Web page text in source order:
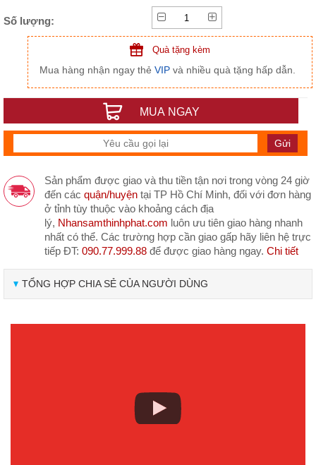
trên thị trường quan tâm bởi không chỉ tốt mà còn tiện
lợi, thích hợp sử dụng như một loại thực phẩm bồi bổ
hàng ngày để tăng cường sức khỏe.
​Sản phẩm được nhiều khách hàng chọn làm quà tặng
sức khỏe cho gia đình, người thân, bạn bè, khách hàng,
đối tác kinh doanh.
Số lượng:
Quà tặng kèm
Mua hàng nhận ngay thẻ VIP và nhiều quà tặng hấp dẫn.
MUA NGAY
Sản phẩm được giao và thu tiền tận nơi trong vòng 24 giờ
đến các quận/huyện tại TP Hồ Chí Minh, đối với đơn hàng
ở tỉnh tùy thuộc vào khoảng cách địa
lý, Nhansamthinhphat.com luôn ưu tiên giao hàng nhanh
nhất có thể. Các trường hợp cần giao gấp hãy liên hệ trực
tiếp ĐT: 090.77.999.88 để được giao hàng ngay. Chi tiết
TỔNG HỢP CHIA SẺ CỦA NGƯỜI DÙNG